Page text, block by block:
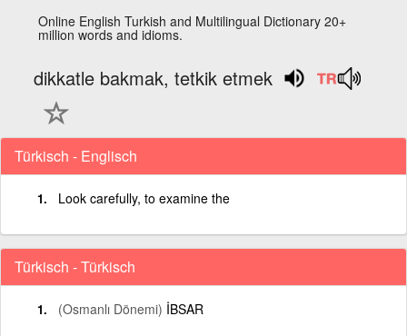
Online English Turkish and Multilingual Dictionary 20+
million words and idioms.
dikkatle bakmak, tetkik etmek
Türkisch - Englisch
Look carefully, to examine the
Türkisch - Türkisch
(Osmanlı Dönemi) İBSAR